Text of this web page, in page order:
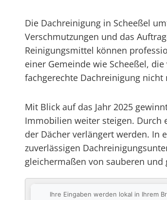
Die Dachreinigung in Scheeßel
Verschmutzungen und das
Reinigungsmittel können
einer Gemeinde wie Scheeßel,
fachgerechte Dachreinigung
Mit Blick auf das Jahr 2025
Immobilien weiter steigen. Durch
der Dächer verlängert werden. In
zuverlässigen
gleichermaßen von sauberen
Ihre Eingaben werden lokal in Ihrem